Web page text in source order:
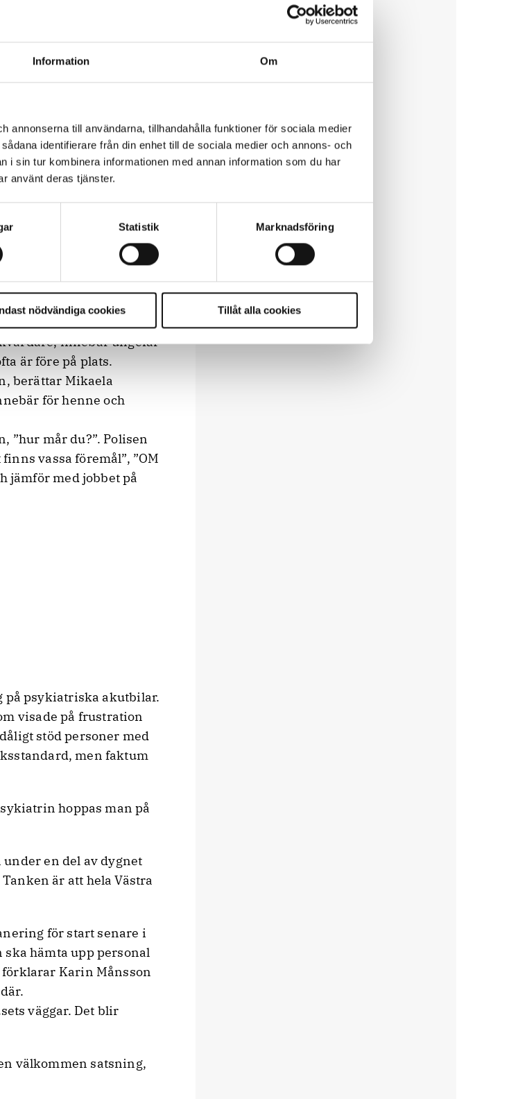
Information Om
annonserna till användarna, tillhandahålla funktioner för sociala medier
identifierare från din enhet till de sociala medier och annons- och
i sin tur kombinera informationen med annan information som du har
använt deras tjänster.
Statistik Marknadsföring
nödvändiga cookies Tillåt alla cookies
både för de
satsningen till och
akutbilen verkligen
när den är på plats,
veckans alla dagar
och
av SOS Alarm.
av Pam-enheten.
psykiatrin i samarbete
innebär ungefär
är före på plats.
berättar Mikaela
för henne och
”hur mår du?”. Polisen
vassa föremål”, ”OM
jämför med jobbet på
på psykiatriska akutbilar.
visade på frustration
stöd personer med
men faktum
hoppas man på
en del av dygnet
är att hela Västra
för start senare i
hämta upp personal
Karin Månsson
väggar. Det blir
välkommen satsning,